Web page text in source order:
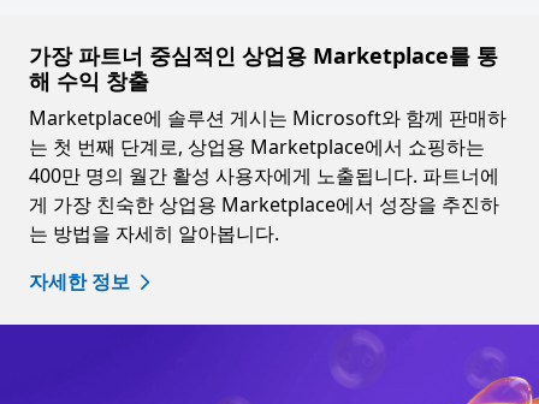
가장 파트너 중심적인 상업용 Marketplace를 통
해 수익 창출
Marketplace에 솔루션 게시는 Microsoft와 함께 판매하
는 첫 번째 단계로, 상업용 Marketplace에서 쇼핑하는
400만 명의 월간 활성 사용자에게 노출됩니다. 파트너에
게 가장 친숙한 상업용 Marketplace에서 성장을 추진하
는 방법을 자세히 알아봅니다.
자세한 정보